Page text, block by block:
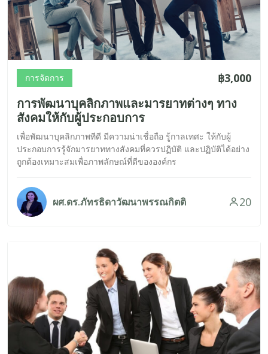
การจัดการ
฿3,000
การพัฒนาบุคลิกภาพและมารยาทต่างๆ ทาง
สังคมให้กับผู้ประกอบการ
เพื่อพัฒนาบุคลิกภาพทีดี มีความน่าเชื่อถือ รู้กาลเทศะ ให้กับผู้
ประกอบการรู้จักมารยาททางสังคมที่ควรปฏิบัติ และปฏิบัติได้อย่าง
ถูกต้องเหมาะสมเพื่อภาพลักษณ์ที่ดีขององค์กร
ผศ.ดร.ภัทรธิดาวัฒนาพรรณกิตติ 20